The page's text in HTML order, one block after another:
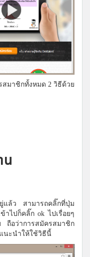
สมาชิกทั้งหมด 2 วิธีด้วย
แล้ว สามารถคลิ๊กที่ปุ่ม
าไปก็คลิ๊ก ok ไปเรื่อยๆ
ถือว่าการสมัครสมาชิก
นะนำให้ใช้วิธีนี้